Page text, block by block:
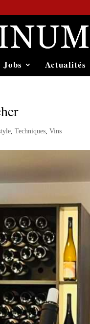
Jobs Actualités
,Techniques,Vins